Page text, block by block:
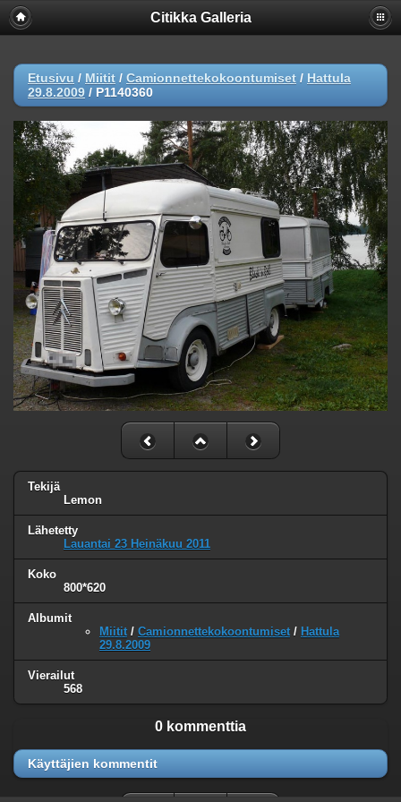
Citikka Galleria
Etusivu / Miitit / Camionnettekokoontumiset / Hattula
29.8.2009 / P1140360
Tekijä
Lemon
Lähetetty
Lauantai 23 Heinäkuu 2011
Koko
800*620
Albumit
Miitit / Camionnettekokoontumiset / Hattula
29.8.2009
Vierailut
568
0 kommenttia
Käyttäjien kommentit